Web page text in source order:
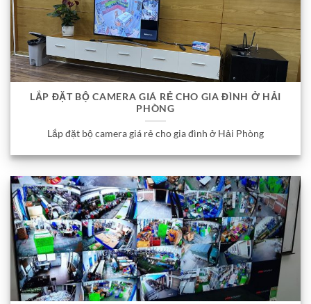
LẮP ĐẶT BỘ CAMERA GIÁ RẺ CHO GIA ĐÌNH Ở HẢI
PHÒNG
Lắp đặt bộ camera giá rẻ cho gia đình ở Hải Phòng